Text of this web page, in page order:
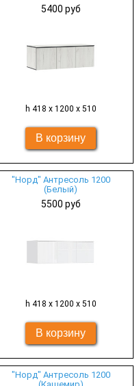
5400 руб
h 418 х 1200 х 510
"Норд" Антресоль 1200
(Белый)
5500 руб
h 418 х 1200 х 510
"Норд" Антресоль 1200